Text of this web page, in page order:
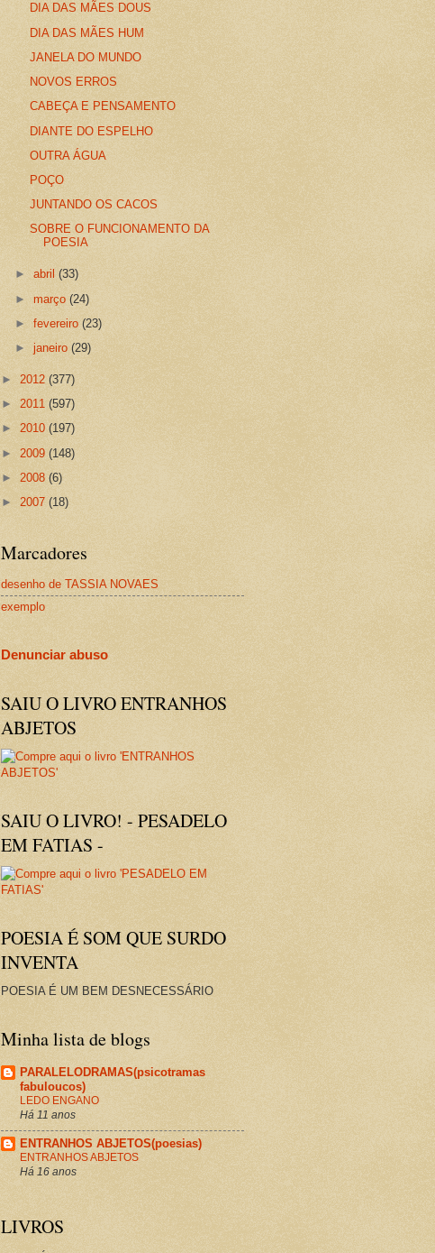
DIA DAS MÃES DOUS
DIA DAS MÃES HUM
JANELA DO MUNDO
NOVOS ERROS
CABEÇA E PENSAMENTO
DIANTE DO ESPELHO
OUTRA ÁGUA
POÇO
JUNTANDO OS CACOS
SOBRE O FUNCIONAMENTO DA
POESIA
►abril(33)
►março(24)
►fevereiro(23)
►janeiro(29)
► 2012 (377)
► 2011 (597)
► 2010 (197)
► 2009 (148)
► 2008 (6)
► 2007 (18)
Marcadores
desenho de TASSIA NOVAES
exemplo
Denunciar abuso
SAIU O LIVRO ENTRANHOS
ABJETOS
SAIU O LIVRO! - PESADELO
EM FATIAS -
POESIA É SOM QUE SURDO
INVENTA
POESIA É UM BEM DESNECESSÁRIO
Minha lista de blogs
PARALELODRAMAS(psicotramas
fabuloucos)
LEDO ENGANO
Há 11 anos
ENTRANHOS ABJETOS(poesias)
ENTRANHOS ABJETOS
Há 16 anos
LIVROS